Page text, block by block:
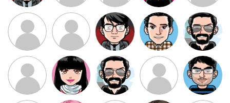
ممدرضا رضا کاظمی زهرا ~ ابتین
سید محمد
موسوی
مهدی فرهمند مهدی سلطانی داود رضیی
طرفدار میلی
بابی براون
کیوان کیانی